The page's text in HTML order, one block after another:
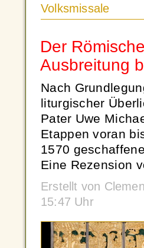
Volksmissale
Der
Ausbreitung
Nach
liturgischer
Pater Uwe
Etappen voran
1570
Eine Rezension
Erstellt von
15:47 Uhr